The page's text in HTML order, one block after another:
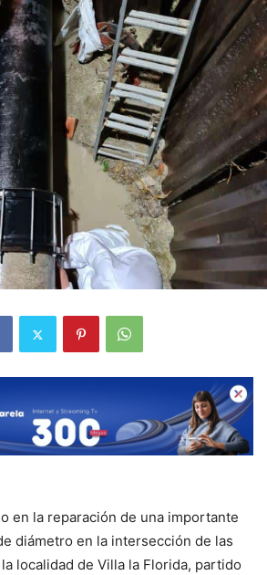
en la reparación de una importante
diámetro en la intersección de las
localidad de Villa la Florida, partido